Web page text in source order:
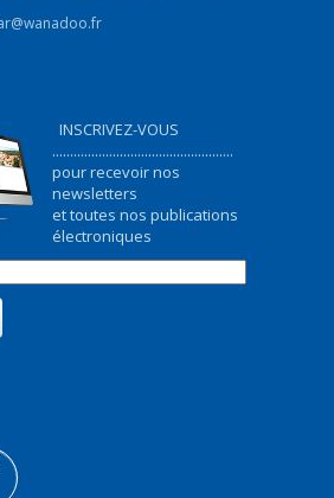
INSCRIVEZ-VOUS
...................................................
pour recevoir nos
newsletters
et toutes nos publications
électroniques